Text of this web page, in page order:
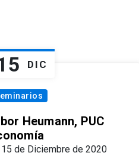
DIC
Heumann, PUC
15 de Diciembre de 2020